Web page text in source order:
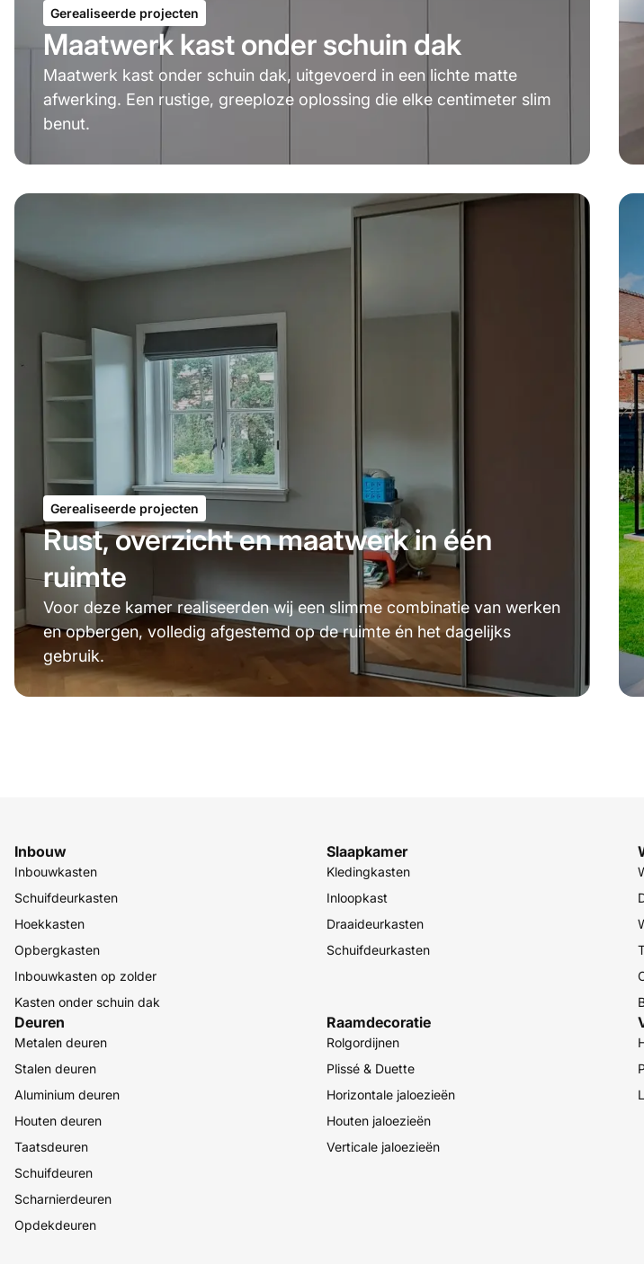
Gerealiseerde projecten
Maatwerk kast onder schuin dak
Maatwerk kast onder schuin dak, uitgevoerd in een lichte matte
afwerking. Een rustige, greeploze oplossing die elke centimeter slim
benut.
Gerealiseerde projecten
Rust, overzicht en maatwerk in één
ruimte
Voor deze kamer realiseerden wij een slimme combinatie van werken
en opbergen, volledig afgestemd op de ruimte én het dagelijks
gebruik.
Inbouw
Inbouwkasten
Schuifdeurkasten
Hoekkasten
Opbergkasten
Inbouwkasten op zolder
Kasten onder schuin dak
Slaapkamer
Kledingkasten
Inloopkast
Draaideurkasten
Schuifdeurkasten
Deuren
Metalen deuren
Stalen deuren
Aluminium deuren
Houten deuren
Taatsdeuren
Schuifdeuren
Scharnierdeuren
Opdekdeuren
Raamdecoratie
Rolgordijnen
Plissé & Duette
Horizontale jaloezieën
Houten jaloezieën
Verticale jaloezieën